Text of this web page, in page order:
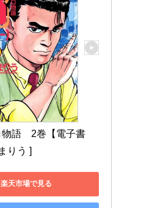
物語　2巻【電子書
りう ]
楽天市場で見る